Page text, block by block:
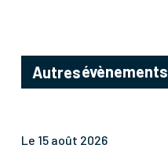
Autresévènements
Le 15 août 2026